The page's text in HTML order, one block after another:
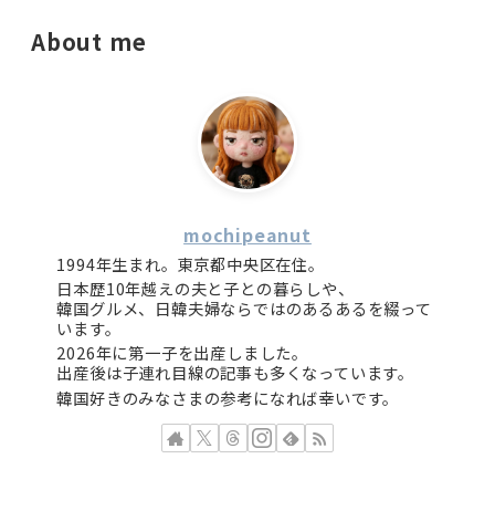
About me
mochipeanut
1994年生まれ。東京都中央区在住。
日本歴10年越えの夫と子との暮らしや、
韓国グルメ、日韓夫婦ならではのあるあるを綴って
います。
2026年に第一子を出産しました。
出産後は子連れ目線の記事も多くなっています。
韓国好きのみなさまの参考になれば幸いです。